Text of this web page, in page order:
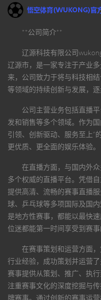
**公司简介**
辽源科技有限公司
辽源市，是一家专注于产业
来，公司致力于将与科技相
等领域的持续创新与发展，
公司主营业务包括直播
发和销售等多个领域。作为
引领、创新驱动、服务至上”
更优质、更全面的娱乐体验。
在直播方面，与国内外众
多个权威的直播平台。凭借
提供高清、流畅的赛事直播
球、乒乓球等多项国际及国
是地方性赛事，都能以最快
位迷都能第一时间享受到赛事
在赛事策划和运营方面
行业经验，成功策划并运营
赛事提供从策划、推广、执
注重赛事文化的深度挖掘与
牌赛事。通过创新的赛事运